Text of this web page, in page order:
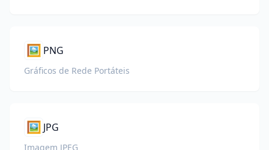
🖼️ PNG
Gráficos de Rede Portáteis
🖼️ JPG
Imagem JPEG